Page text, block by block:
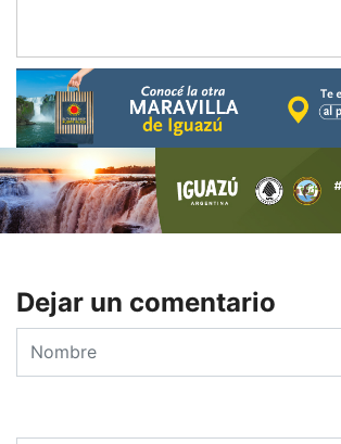
Dejar un comentario